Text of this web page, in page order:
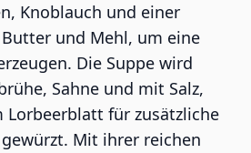
Knoblauch und einer
und Mehl, um eine
Die Suppe wird
Sahne und mit Salz,
Lorbeerblatt für zusätzliche
Mit ihrer reichen